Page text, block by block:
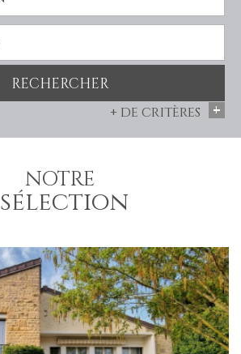
25KM
RECHERCHER
+ de critères
+
NOTRE
sélection